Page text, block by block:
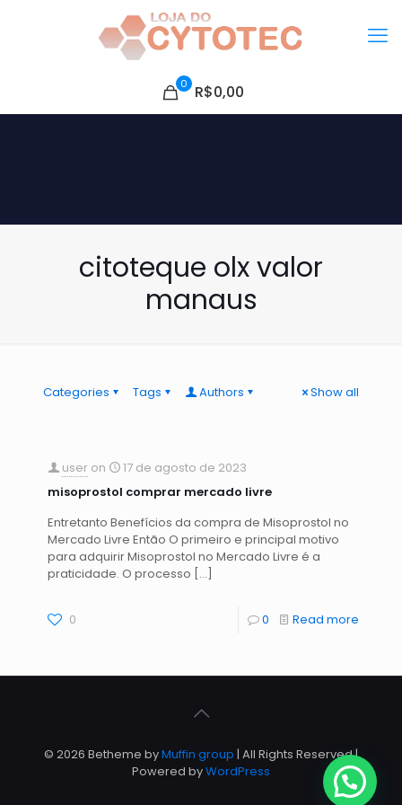
0 R$0,00
citoteque olx valor
manaus
Categories Tags Authors Show all
user on
17 de agosto de 2023
misoprostol comprar mercado livre
Entretanto Benefícios da compra de Misoprostol no
Mercado Livre Então O primeiro e principal motivo
para adquirir Misoprostol no Mercado Livre é a
praticidade. O processo […]
0 0 Read more
© 2026 Betheme byMuffin group | All Rights Reserved |
Powered byWordPress